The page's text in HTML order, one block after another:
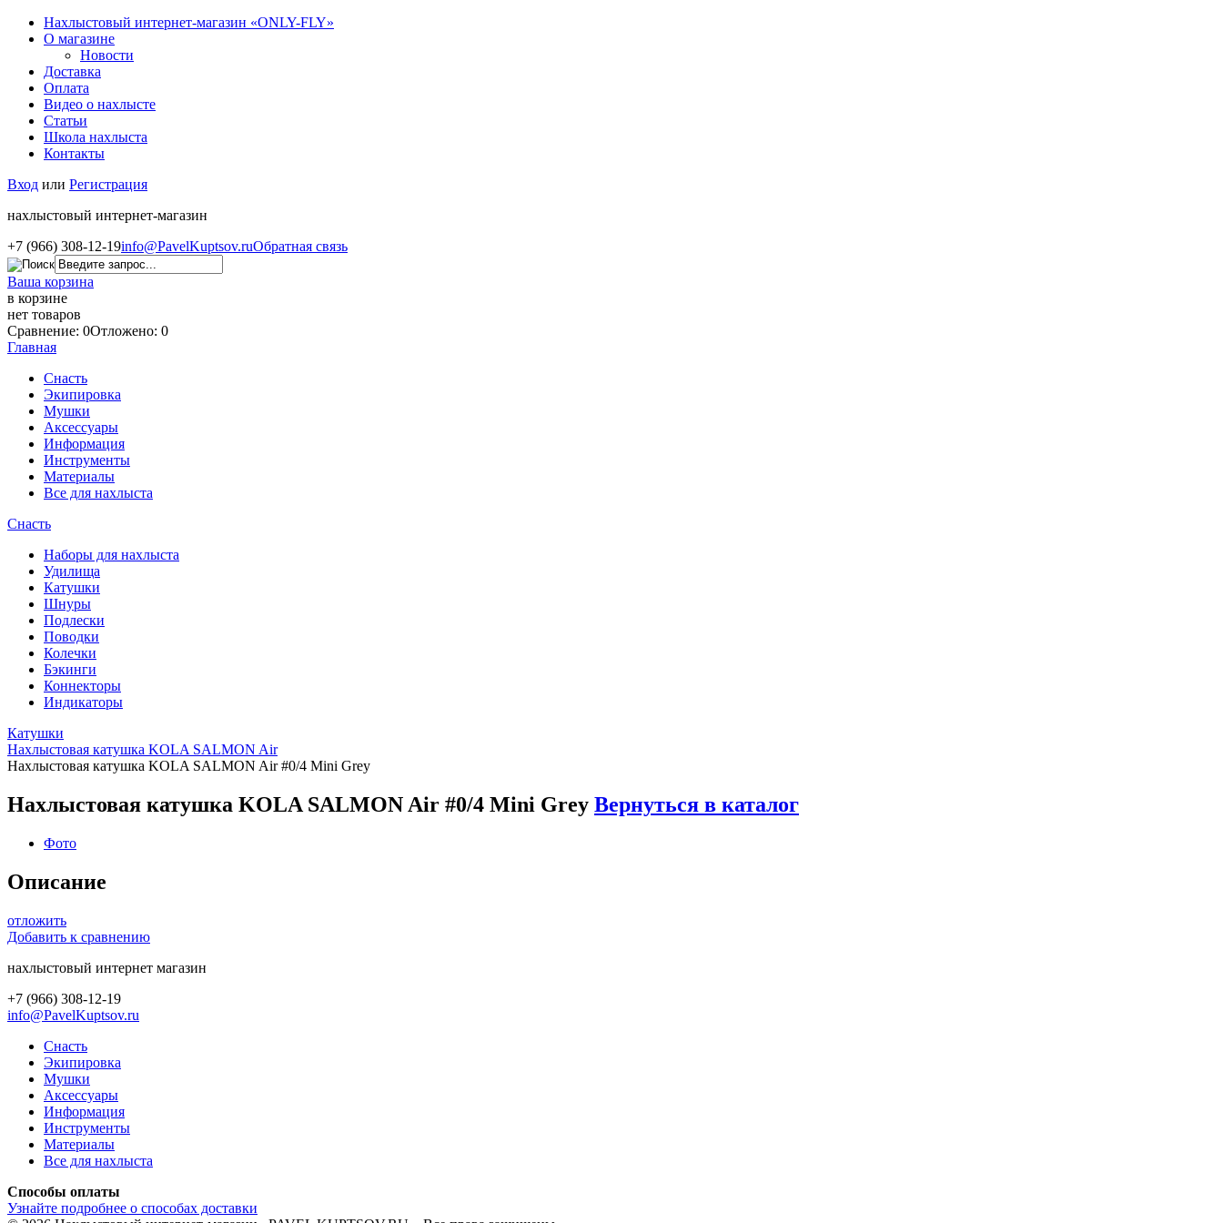
Нахлыстовый интернет-магазин «ONLY-FLY»
О магазине
Новости
Доставка
Оплата
Видео о нахлысте
Статьи
Школа нахлыста
Контакты
Вход или Регистрация
нахлыстовый интернет-магазин
+7 (966) 308-12-19info@PavelKuptsov.ruОбратная связь
Ваша корзина
в корзине
нет товаров
Сравнение: 0Отложено: 0
Главная
Снасть
Экипировка
Мушки
Аксессуары
Информация
Инструменты
Материалы
Все для нахлыста
Снасть
Наборы для нахлыста
Удилища
Катушки
Шнуры
Подлески
Поводки
Колечки
Бэкинги
Коннекторы
Индикаторы
Катушки
Нахлыстовая катушка KOLA SALMON Air
Нахлыстовая катушка KOLA SALMON Air #0/4 Mini Grey
Нахлыстовая катушка KOLA SALMON Air #0/4 Mini Grey Вернуться в каталог
Фото
Описание
отложить
Добавить к сравнению
нахлыстовый интернет магазин
+7 (966) 308-12-19
info@PavelKuptsov.ru
Снасть
Экипировка
Мушки
Аксессуары
Информация
Инструменты
Материалы
Все для нахлыста
Способы оплаты
Узнайте подробнее о способах доставки